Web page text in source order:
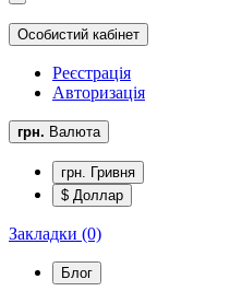
Особистий кабінет
Реєстрація
Авторизація
грн. Валюта
грн. Гривня
$ Доллар
Закладки (0)
Блог